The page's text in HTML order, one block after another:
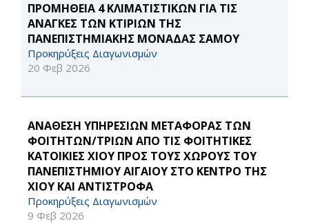
ΠΡΟΜΗΘΕΙΑ 4 ΚΛΙΜΑΤΙΣΤΙΚΩΝ ΓΙΑ ΤΙΣ
ΑΝΑΓΚΕΣ ΤΩΝ ΚΤΙΡΙΩΝ ΤΗΣ
ΠΑΝΕΠΙΣΤΗΜΙΑΚΗΣ ΜΟΝΑΔΑΣ ΣΑΜΟΥ
Προκηρύξεις Διαγωνισμών
20 Φεβ 2026
ΑΝΑΘΕΣΗ ΥΠΗΡΕΣΙΩΝ ΜΕΤΑΦΟΡΑΣ ΤΩΝ
ΦΟΙΤΗΤΩΝ/ΤΡΙΩΝ ΑΠΟ ΤΙΣ ΦΟΙΤΗΤΙΚΕΣ
ΚΑΤΟΙΚΙΕΣ ΧΙΟΥ ΠΡΟΣ ΤΟΥΣ ΧΩΡΟΥΣ ΤΟΥ
ΠΑΝΕΠΙΣΤΗΜΙΟΥ ΑΙΓΑΙΟΥ ΣΤΟ ΚΕΝΤΡΟ ΤΗΣ
ΧΙΟΥ ΚΑΙ ΑΝΤΙΣΤΡΟΦΑ
Προκηρύξεις Διαγωνισμών
9 Φεβ 2026